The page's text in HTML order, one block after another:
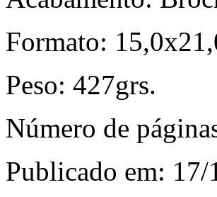
Formato:
Peso: 427grs.
Número de
Publicado em: 17/